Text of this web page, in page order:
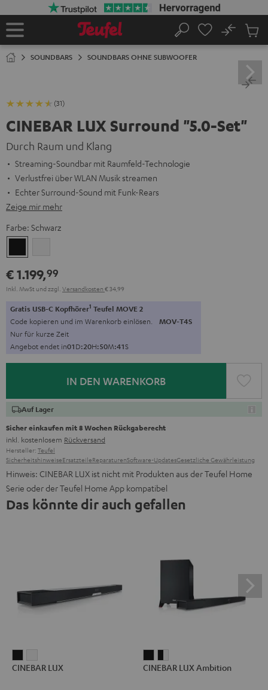
Startseite
Suche
No
SOUNDBARS SOUNDBARS OHNE SUBWOOFER
(31)
CINEBAR LUX Surround "5.0-Set"
Durch Raum und Klang
Streaming-Soundbar mit Raumfeld-Technologie
Verlustfrei über WLAN Musik streamen
Echter Surround-Sound mit Funk-Rears
Zeige mir mehr
Farbe: Schwarz
€ 1.199,99
Inkl. MwSt und zzgl. Versandkosten € 34,99
Gratis USB-C Kopfhörer1 Teufel MOVE 2
Code kopieren und im Warenkorb einlösen. MOV-T4S
Nur für kurze Zeit
Angebot endet in01D:20H:50M:40S
IN DEN WARENKORB
Auf Lager
Sicher einkaufen mit 8 Wochen Rückgaberecht
inkl. kostenlosem Rückversand
Hersteller: Teufel
SicherheitshinweiseErsatzteileReparaturenSoftware-UpdatesGesetzliche Gewährleistung
Hinweis: CINEBAR LUX ist nicht mit Produkten aus der Teufel Home
Serie oder der Teufel Home App kompatibel
Das könnte dir auch gefallen
LUXLUX
CINEBAR LUX
LUXLUX
CINEBAR LUX Ambition